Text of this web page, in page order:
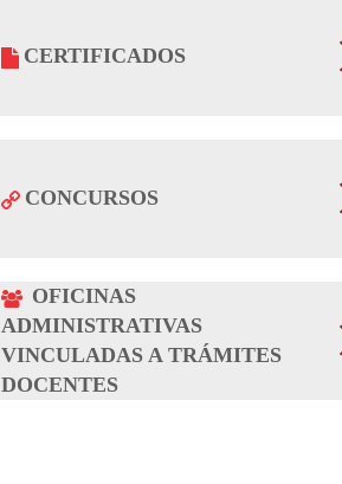
CERTIFICADOS
CONCURSOS
OFICINAS
ADMINISTRATIVAS
VINCULADAS A TRÁMITES
DOCENTES